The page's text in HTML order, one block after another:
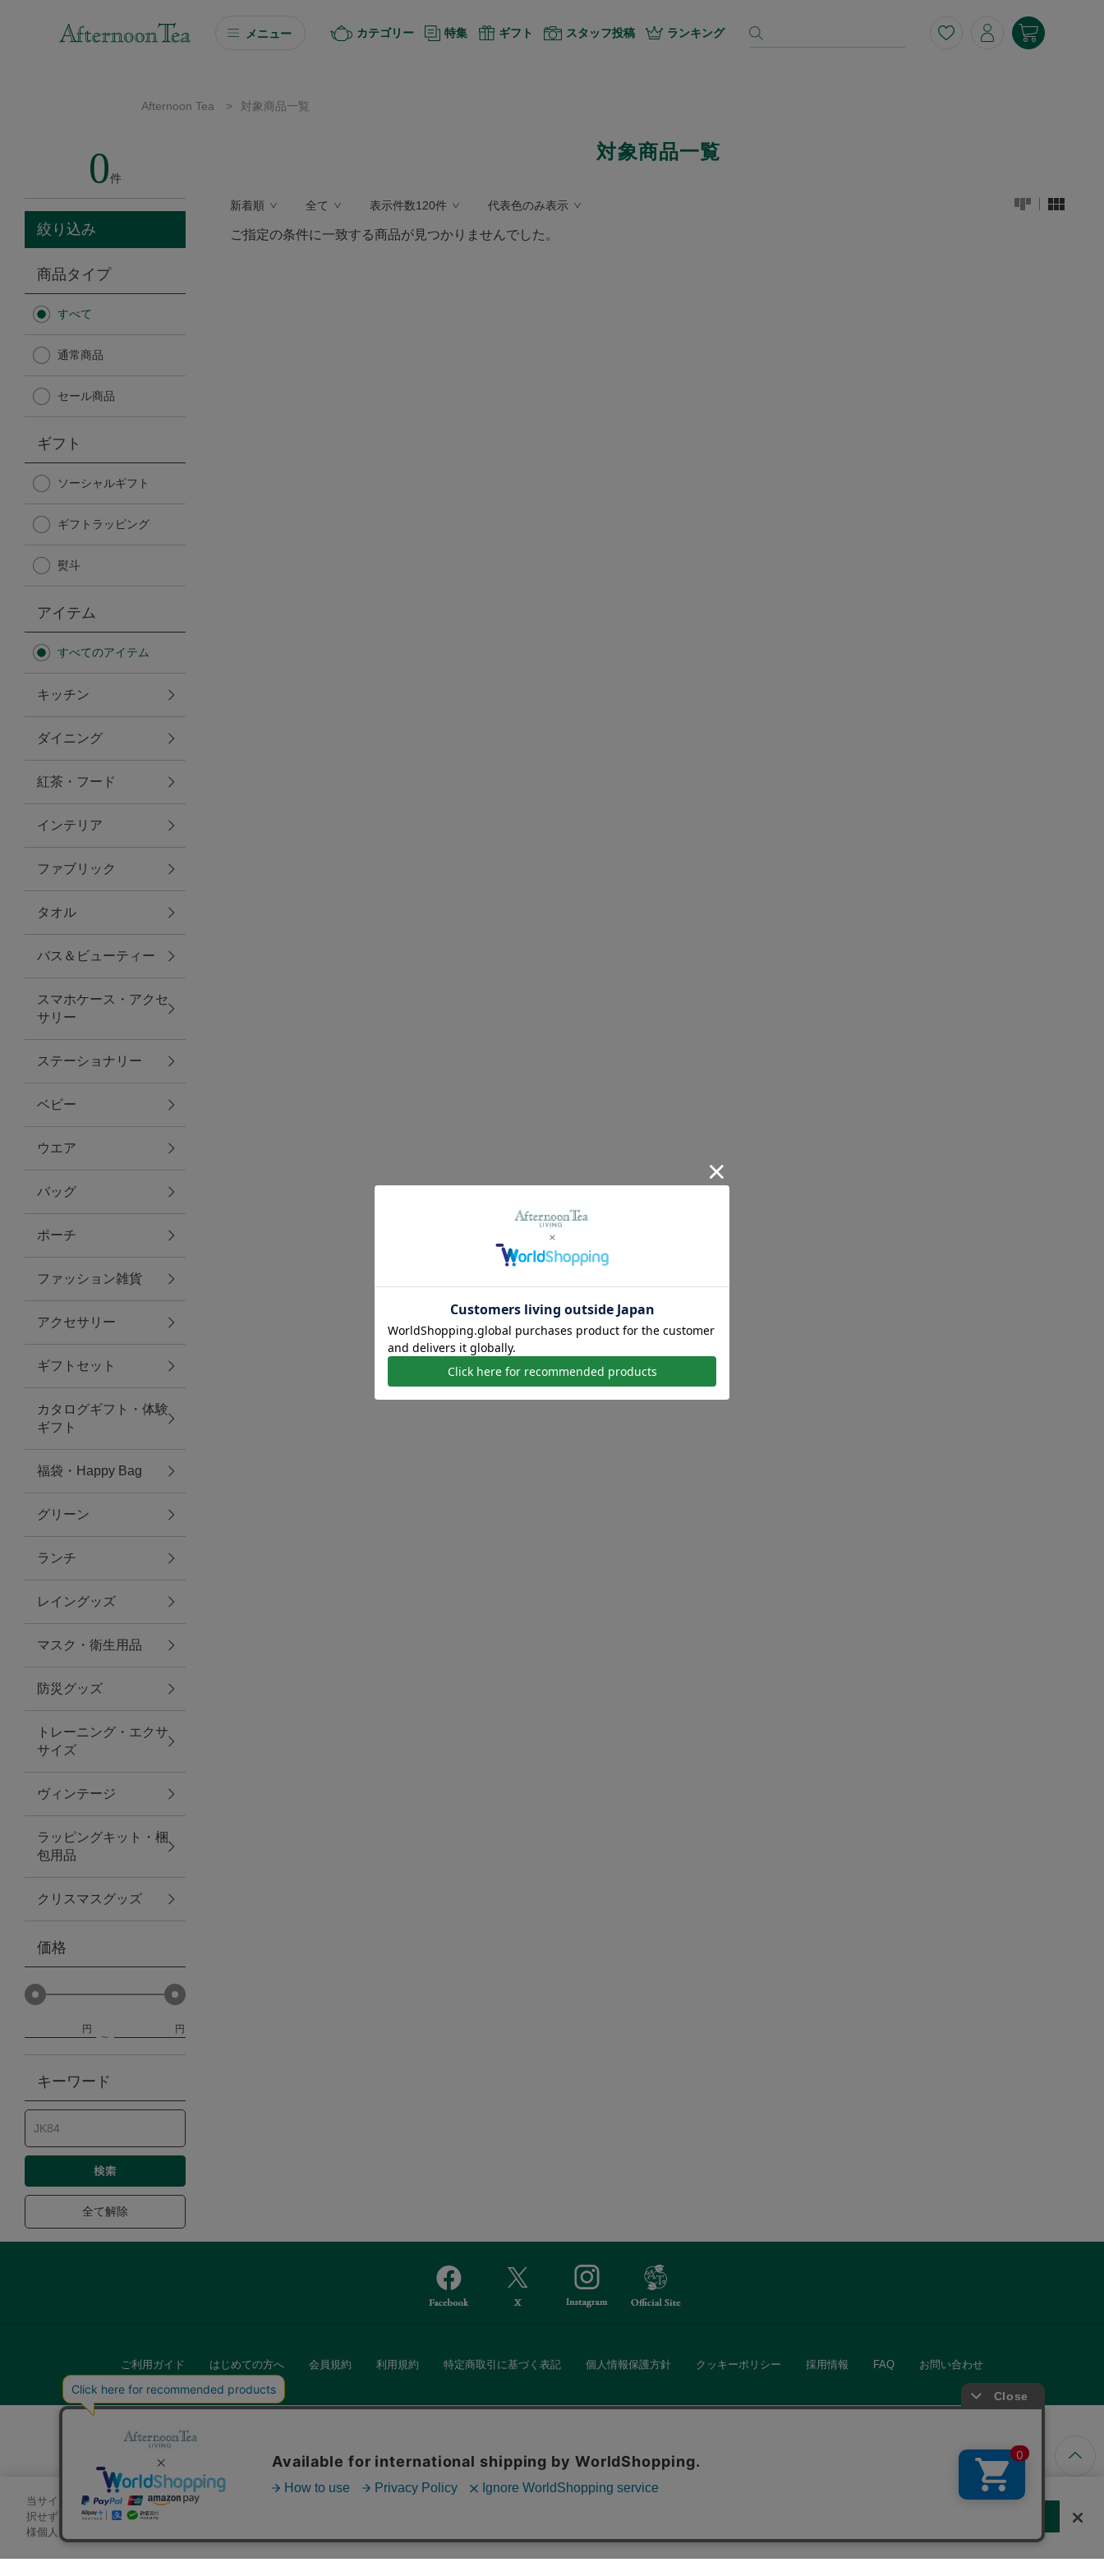
メニュー
ソーシャルギフト
カタログギフト
Afternoon Tea TEAROOM
Afternoon Tea TEAROOM
日傘
保冷バッグ
無重力シリーズ
トラベルグッズ
ランチ
バッグ
キッチン・ダイニング
ダイニング
キッチン
ファブリック
グリーン
バス＆ビューティー
バス＆ビューティー
タオル
ウエア＆バッグ
ウエア
レイングッズ
アクセサリー
ファッション雑貨
ファッショングッズ
スマホケース・アクセサリー
ポーチ
ステーショナリー
その他
紅茶・フード
防災グッズ・非常食
トレーニング
ヴィンテージ
カテゴリー 特集 ギフト スタッフ投稿 ランキング
Afternoon Tea > 対象商品一覧
0件
絞り込み
商品タイプ
すべて
通常商品
セール商品
ギフト
ソーシャルギフト
ギフトラッピング
熨斗
アイテム
すべてのアイテム
キッチン
ダイニング
紅茶・フード
インテリア
ファブリック
タオル
バス＆ビューティー
スマホケース・アクセ
サリー
ステーショナリー
ベビー
ウエア
バッグ
ポーチ
ファッション雑貨
アクセサリー
ギフトセット
カタログギフト・体験
ギフト
福袋・Happy Bag
グリーン
ランチ
レイングッズ
マスク・衛生用品
防災グッズ
トレーニング・エクサ
サイズ
ヴィンテージ
ラッピングキット・梱
包用品
クリスマスグッズ
価格
円 円
キーワード
全て解除
対象商品一覧
新着順 全て 表示件数120件 代表色のみ表示
ご指定の条件に一致する商品が見つかりませんでした。
ご利用ガイド はじめての方へ 会員規約 利用規約 特定商取引に基づく表記 個人情報保護方針 クッキーポリシー 採用情報 FAQ お問い合わせ
当サイトでは、サイトの利便性向上のためにクッキーを使用いたします。ボタンから同意の可否を選択してください。選
択せずにページを移動した場合、クッキーの使用に同意したことになります。クッキーを通じて収集する情報には「お客
様個人を特定できる情報」は一切含まれておりません。詳細は